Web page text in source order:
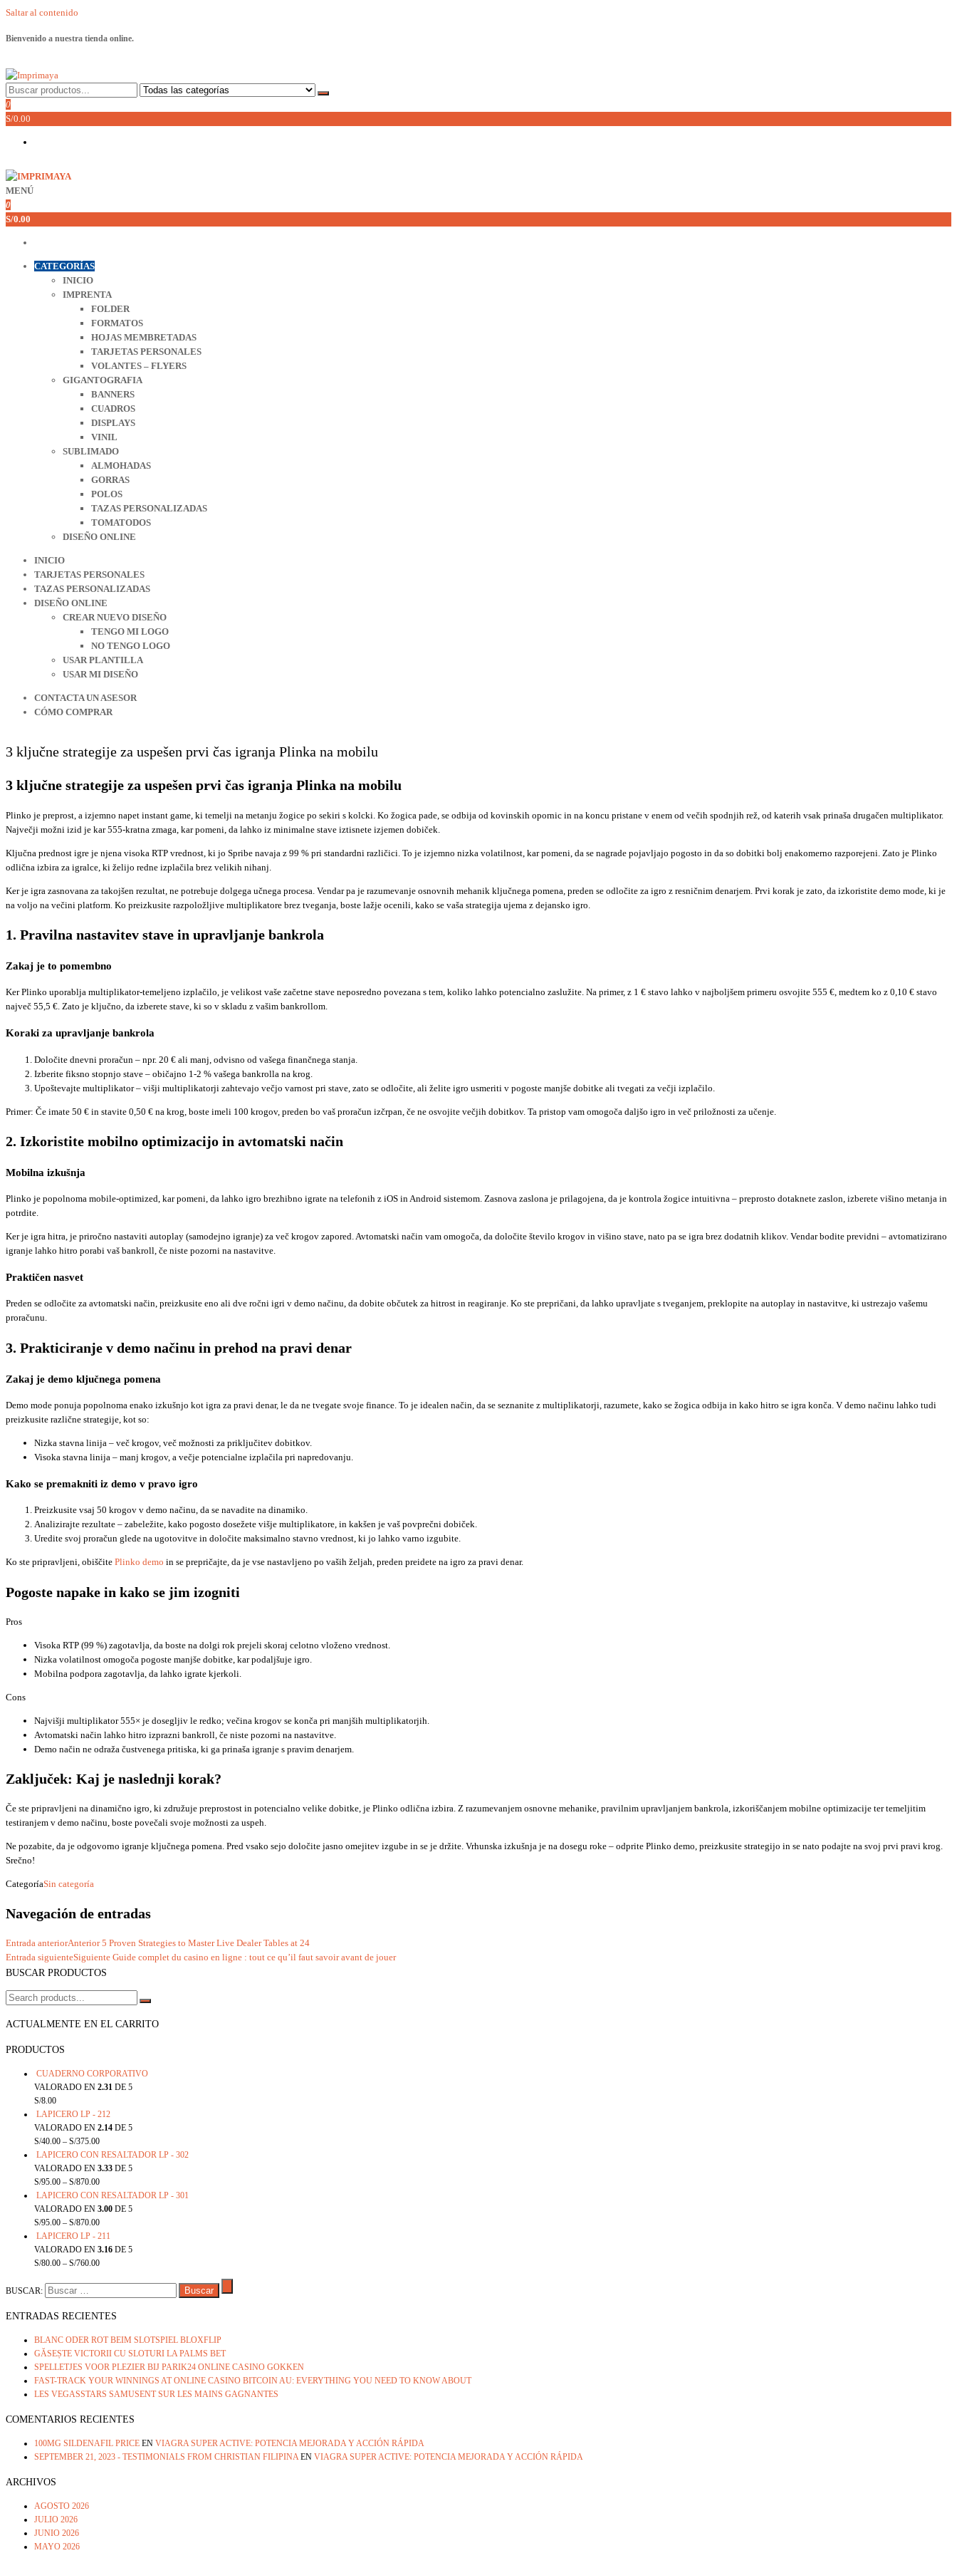
Saltar al contenido
Bienvenido a nuestra tienda online.
Imprimaya
Lo tenemos todo!
0
S/0.00
Imprimaya
Lo tenemos todo!
MENÚ
0
S/0.00
CATEGORÍAS
INICIO
IMPRENTA
FOLDER
FORMATOS
HOJAS MEMBRETADAS
TARJETAS PERSONALES
VOLANTES – FLYERS
GIGANTOGRAFIA
BANNERS
CUADROS
DISPLAYS
VINIL
SUBLIMADO
ALMOHADAS
GORRAS
POLOS
TAZAS PERSONALIZADAS
TOMATODOS
DISEÑO ONLINE
INICIO
TARJETAS PERSONALES
TAZAS PERSONALIZADAS
DISEÑO ONLINE
CREAR NUEVO DISEÑO
TENGO MI LOGO
NO TENGO LOGO
USAR PLANTILLA
USAR MI DISEÑO
CONTACTA UN ASESOR
CÓMO COMPRAR
3 ključne strategije za uspešen prvi čas igranja Plinka na mobilu
3 ključne strategije za uspešen prvi čas igranja Plinka na mobilu
Plinko je preprost, a izjemno napet instant game, ki temelji na metanju žogice po sekiri s kolcki. Ko žogica pade, se odbija od kovinskih opornic in na koncu pristane v enem od večih spodnjih rež, od katerih vsak prinaša drugačen multiplikator.
Največji možni izid je kar 555‑kratna zmaga, kar pomeni, da lahko iz minimalne stave iztisnete izjemen dobiček.
Ključna prednost igre je njena visoka RTP vrednost, ki jo Spribe navaja z 99 % pri standardni različici. To je izjemno nizka volatilnost, kar pomeni, da se nagrade pojavljajo pogosto in da so dobitki bolj enakomerno razporejeni. Zato je Plinko
odlična izbira za igralce, ki želijo redne izplačila brez velikih nihanj.
Ker je igra zasnovana za takojšen rezultat, ne potrebuje dolgega učnega procesa. Vendar pa je razumevanje osnovnih mehanik ključnega pomena, preden se odločite za igro z resničnim denarjem. Prvi korak je zato, da izkoristite demo mode, ki je
na voljo na večini platform. Ko preizkusite razpoložljive multiplikatore brez tveganja, boste lažje ocenili, kako se vaša strategija ujema z dejansko igro.
1. Pravilna nastavitev stave in upravljanje bankrola
Zakaj je to pomembno
Ker Plinko uporablja multiplikator‑temeljeno izplačilo, je velikost vaše začetne stave neposredno povezana s tem, koliko lahko potencialno zaslužite. Na primer, z 1 € stavo lahko v najboljšem primeru osvojite 555 €, medtem ko z 0,10 € stavo
največ 55,5 €. Zato je ključno, da izberete stave, ki so v skladu z vašim bankrollom.
Koraki za upravljanje bankrola
Določite dnevni proračun – npr. 20 € ali manj, odvisno od vašega finančnega stanja.
Izberite fiksno stopnjo stave – običajno 1‑2 % vašega bankrolla na krog.
Upoštevajte multiplikator – višji multiplikatorji zahtevajo večjo varnost pri stave, zato se odločite, ali želite igro usmeriti v pogoste manjše dobitke ali tvegati za večji izplačilo.
Primer: Če imate 50 € in stavite 0,50 € na krog, boste imeli 100 krogov, preden bo vaš proračun izčrpan, če ne osvojite večjih dobitkov. Ta pristop vam omogoča daljšo igro in več priložnosti za učenje.
2. Izkoristite mobilno optimizacijo in avtomatski način
Mobilna izkušnja
Plinko je popolnoma mobile‑optimized, kar pomeni, da lahko igro brezhibno igrate na telefonih z iOS in Android sistemom. Zasnova zaslona je prilagojena, da je kontrola žogice intuitivna – preprosto dotaknete zaslon, izberete višino metanja in
potrdite.
Ker je igra hitra, je priročno nastaviti autoplay (samodejno igranje) za več krogov zapored. Avtomatski način vam omogoča, da določite število krogov in višino stave, nato pa se igra brez dodatnih klikov. Vendar bodite previdni – avtomatizirano
igranje lahko hitro porabi vaš bankroll, če niste pozorni na nastavitve.
Praktičen nasvet
Preden se odločite za avtomatski način, preizkusite eno ali dve ročni igri v demo načinu, da dobite občutek za hitrost in reagiranje. Ko ste prepričani, da lahko upravljate s tveganjem, preklopite na autoplay in nastavitve, ki ustrezajo vašemu
proračunu.
3. Prakticiranje v demo načinu in prehod na pravi denar
Zakaj je demo ključnega pomena
Demo mode ponuja popolnoma enako izkušnjo kot igra za pravi denar, le da ne tvegate svoje finance. To je idealen način, da se seznanite z multiplikatorji, razumete, kako se žogica odbija in kako hitro se igra konča. V demo načinu lahko tudi
preizkusite različne strategije, kot so:
Nizka stavna linija – več krogov, več možnosti za priključitev dobitkov.
Visoka stavna linija – manj krogov, a večje potencialne izplačila pri napredovanju.
Kako se premakniti iz demo v pravo igro
Preizkusite vsaj 50 krogov v demo načinu, da se navadite na dinamiko.
Analizirajte rezultate – zabeležite, kako pogosto dosežete višje multiplikatore, in kakšen je vaš povprečni dobiček.
Uredite svoj proračun glede na ugotovitve in določite maksimalno stavno vrednost, ki jo lahko varno izgubite.
Ko ste pripravljeni, obiščite Plinko demo in se prepričajte, da je vse nastavljeno po vaših željah, preden preidete na igro za pravi denar.
Pogoste napake in kako se jim izogniti
Pros
Visoka RTP (99 %) zagotavlja, da boste na dolgi rok prejeli skoraj celotno vloženo vrednost.
Nizka volatilnost omogoča pogoste manjše dobitke, kar podaljšuje igro.
Mobilna podpora zagotavlja, da lahko igrate kjerkoli.
Cons
Najvišji multiplikator 555× je dosegljiv le redko; večina krogov se konča pri manjših multiplikatorjih.
Avtomatski način lahko hitro izprazni bankroll, če niste pozorni na nastavitve.
Demo način ne odraža čustvenega pritiska, ki ga prinaša igranje s pravim denarjem.
Zaključek: Kaj je naslednji korak?
Če ste pripravljeni na dinamično igro, ki združuje preprostost in potencialno velike dobitke, je Plinko odlična izbira. Z razumevanjem osnovne mehanike, pravilnim upravljanjem bankrola, izkoriščanjem mobilne optimizacije ter temeljitim
testiranjem v demo načinu, boste povečali svoje možnosti za uspeh.
Ne pozabite, da je odgovorno igranje ključnega pomena. Pred vsako sejo določite jasno omejitev izgube in se je držite. Vrhunska izkušnja je na dosegu roke – odprite Plinko demo, preizkusite strategijo in se nato podajte na svoj prvi pravi krog.
Srečno!
CategoríaSin categoría
Navegación de entradas
Entrada anteriorAnterior 5 Proven Strategies to Master Live Dealer Tables at 24
Entrada siguienteSiguiente Guide complet du casino en ligne : tout ce qu’il faut savoir avant de jouer
BUSCAR PRODUCTOS
ACTUALMENTE EN EL CARRITO
PRODUCTOS
CUADERNO CORPORATIVO
VALORADO EN 2.31 DE 5
S/8.00
LAPICERO LP - 212
VALORADO EN 2.14 DE 5
S/40.00 – S/375.00
LAPICERO CON RESALTADOR LP - 302
VALORADO EN 3.33 DE 5
S/95.00 – S/870.00
LAPICERO CON RESALTADOR LP - 301
VALORADO EN 3.00 DE 5
S/95.00 – S/870.00
LAPICERO LP - 211
VALORADO EN 3.16 DE 5
S/80.00 – S/760.00
BUSCAR:
ENTRADAS RECIENTES
BLANC ODER ROT BEIM SLOTSPIEL BLOXFLIP
GĂSEȘTE VICTORII CU SLOTURI LA PALMS BET
SPELLETJES VOOR PLEZIER BIJ PARIK24 ONLINE CASINO GOKKEN
FAST-TRACK YOUR WINNINGS AT ONLINE CASINO BITCOIN AU: EVERYTHING YOU NEED TO KNOW ABOUT
LES VEGASSTARS SAMUSENT SUR LES MAINS GAGNANTES
COMENTARIOS RECIENTES
100MG SILDENAFIL PRICE EN VIAGRA SUPER ACTIVE: POTENCIA MEJORADA Y ACCIÓN RÁPIDA
SEPTEMBER 21, 2023 - TESTIMONIALS FROM CHRISTIAN FILIPINA EN VIAGRA SUPER ACTIVE: POTENCIA MEJORADA Y ACCIÓN RÁPIDA
ARCHIVOS
AGOSTO 2026
JULIO 2026
JUNIO 2026
MAYO 2026